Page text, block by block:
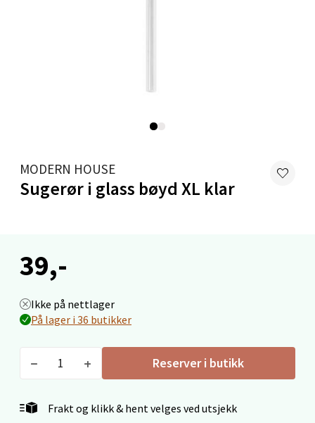
MODERN HOUSE
Sugerør i glass bøyd XL klar
39,-
Ikke på nettlager
På lager i 36 butikker
Reserver i butikk
Frakt og klikk & hent velges ved utsjekk
Mandal - Alti Mandal
Åpent i dag 10-20
12 i butikk
Mo i Rana - Thon Senter Mo i
Rana
Fridtjof Nansensgate 22, 8622 Mo i Rana
Åpent i dag 09-19